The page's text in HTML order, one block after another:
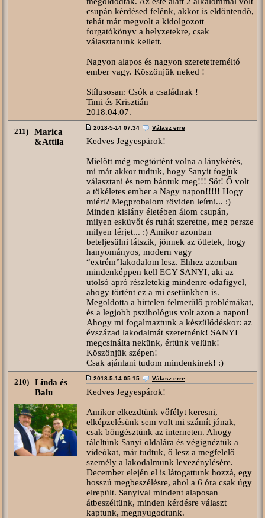
csupán kérdésed felénk, akkor is eldöntendõ,
tehát már megvolt a kidolgozott
forgatókönyv a helyzetekre, csak
választanunk kellett.
Nagyon alapos és nagyon szeretetreméltó
ember vagy. Köszönjük neked !
Stílusosan: Csók a családnak !
Timi és Krisztián
2018.04.07.
211)
Marica
&Attila
2018-5-14 07:34 Válasz erre
Kedves Jegyespárok!
Mielőtt még megtörtént volna a lánykérés,
mi már akkor tudtuk, hogy Sanyit fogjuk
választani és nem bántuk meg!!! Sőt! Ő volt
a tökéletes ember a Nagy napon!!!!! Hogy
miért? Megprobalom röviden leírni... :)
Minden kislány életében álom csupán,
milyen esküvőt és ruhát szeretne, meg persze
milyen férjet... :) Amikor azonban
beteljesülni látszik, jönnek az ötletek, hogy
hanyományos, modern vagy
“extrém”lakodalom lesz. Ehhez azonban
mindenképpen kell EGY SANYI, aki az
utolsó apró részletekig mindenre odafigyel,
ahogy történt ez a mi esetünkben is.
Megoldotta a hirtelen felmerülő problémákat,
és a legjobb pszihológus volt azon a napon!
Ahogy mi fogalmaztunk a készülődéskor: az
évszázad lakodalmát szeretnénk! SANYI
megcsinálta nekünk, értünk velünk!
Köszönjük szépen!
Csak ajánlani tudom mindenkinek! :)
210)
Linda és
Balu
2018-5-14 05:15 Válasz erre
Kedves Jegyespárok!
Amikor elkezdtünk vőfélyt keresni,
elképzelésünk sem volt mi számít jónak,
csak böngésztünk az interneten. Ahogy
ráleltünk Sanyi oldalára és végignéztük a
videókat, már tudtuk, ő lesz a megfelelő
személy a lakodalmunk levezénylésére.
December elején el is látogattunk hozzá, egy
hosszú megbeszélésre, ahol a 6 óra csak úgy
elrepült. Sanyival mindent alaposan
átbeszéltünk, minden kérdésre választ
kaptunk, megnyugodtunk.